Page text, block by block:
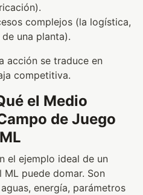
complejos (la logística,
una planta).
acción se traduce en
competitiva.
el Medio
de Juego
el ejemplo ideal de un
puede domar. Son
energía, parámetros